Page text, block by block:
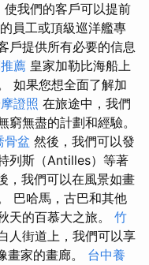
使我們的客戶可以提前
員工或頂級巡洋艦專
戶提供所有必要的信息
薦 皇家加勒比海船上
如果您想全面了解加
證照 在旅途中，我們
無盡的計劃和經驗。
骨盆 然後，我們可以發
列斯（Antilles）等著
，我們可以在風景如畫
巴哈馬，古巴和其他
天的百慕大之旅。 竹
人街道上，我們可以享
畫家的畫廊。 台中養